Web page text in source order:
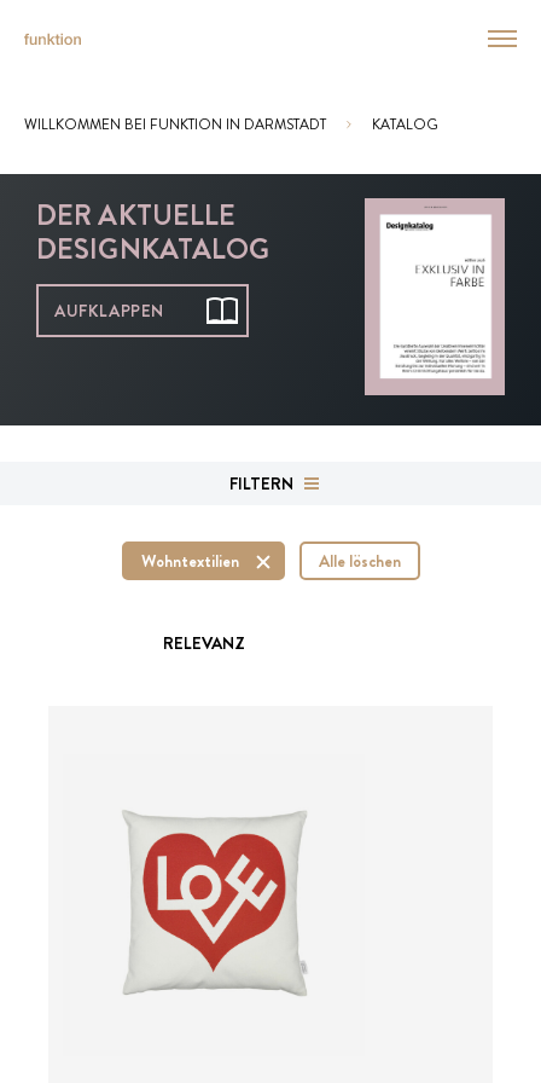
Sie sind hier:
WILLKOMMEN BEI FUNKTION IN DARMSTADT KATALOG
DER AKTUELLE
DESIGNKATALOG
AUFKLAPPEN
FILTERN
Wohntextilien Alle löschen
RELEVANZ